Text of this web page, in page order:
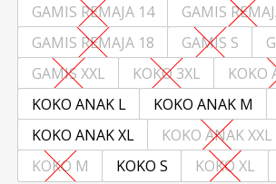
GAMIS REMAJA 14
GAMIS
GAMIS REMAJA 18
GAMIS S
GAMIS XXL
KOKO 3XL
KOKO
KOKO ANAK L
KOKO ANAK M
KOKO ANAK XL
KOKO ANAK XXL
KOKO M
KOKO S KOKO XL